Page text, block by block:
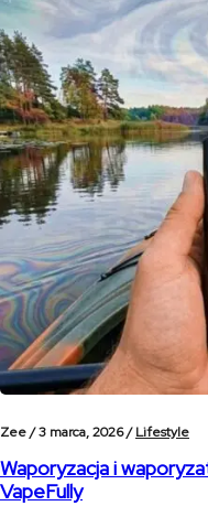
Zee /3 marca, 2026 /Lifestyle
Waporyzacja i
VapeFully